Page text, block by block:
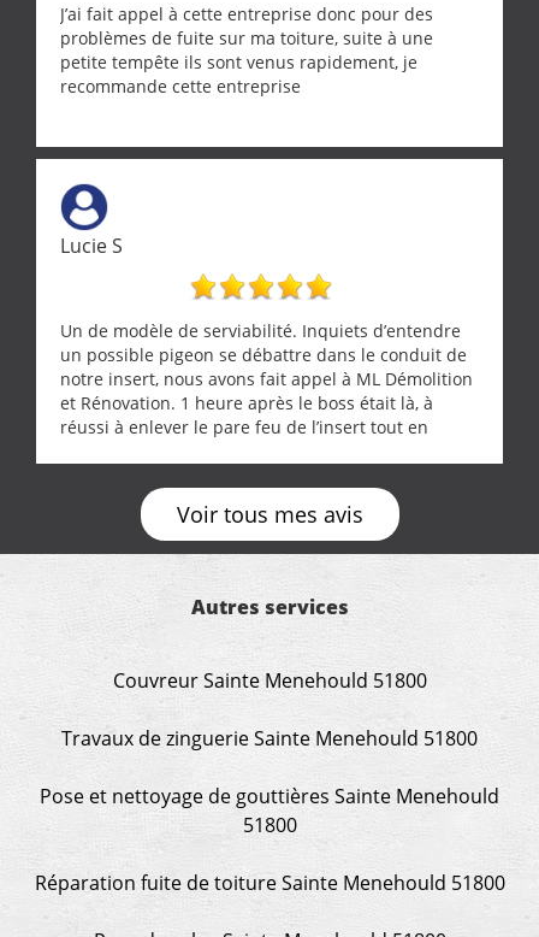
J’ai fait appel à cette entreprise donc pour des
problèmes de fuite sur ma toiture, suite à une
petite tempête ils sont venus rapidement, je
recommande cette entreprise
Lucie S
Un de modèle de serviabilité. Inquiets d’entendre
un possible pigeon se débattre dans le conduit de
notre insert, nous avons fait appel à ML Démolition
et Rénovation. 1 heure après le boss était là, à
réussi à enlever le pare feu de l’insert tout en
l’oiseau jusqu’à ce qu’il reprenne ses esprits et
puisse s’envoler. Après quoi il a procédé au
ramonage de notre insert avec dextérité et une
nombreux conseils concernant d’autres sujets. Un
entrepreneur comme on souhaite en rencontrer.
Voir tous mes avis
Autres services
Couvreur Sainte Menehould 51800
Travaux de zinguerie Sainte Menehould 51800
Pose et nettoyage de gouttières Sainte Menehould
51800
Réparation fuite de toiture Sainte Menehould 51800